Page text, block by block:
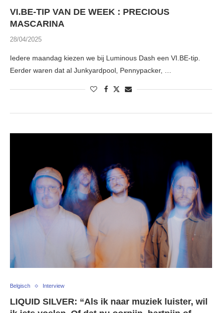
VI.BE-TIP VAN DE WEEK : PRECIOUS
MASCARINA
28/04/2025
Iedere maandag kiezen we bij Luminous Dash een VI.BE-tip.
Eerder waren dat al Junkyardpool, Pennypacker, …
Belgisch Interview
LIQUID SILVER: “Als ik naar muziek luister, wil